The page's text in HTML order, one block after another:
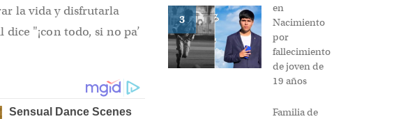
la vida y disfrutarla
"¡con todo, si no pa’
3
en
Nacimiento
por
fallecimiento
de joven de
19 años
Familia de